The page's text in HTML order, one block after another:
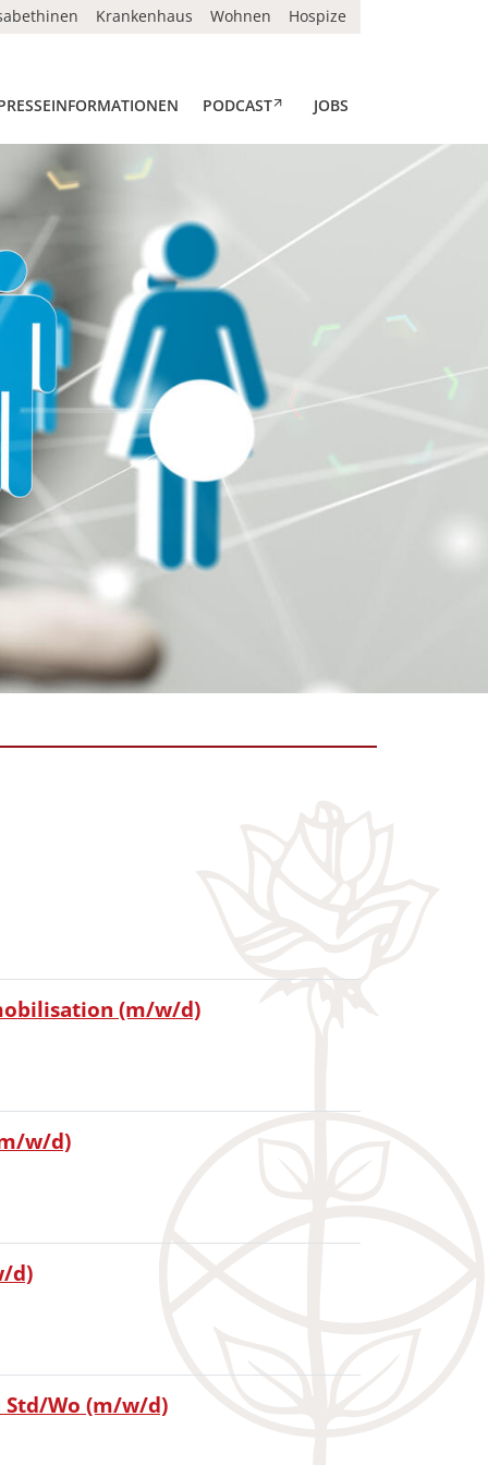
PODCAST, EXTERNER VERWEIS
JOBS
Krankenhaus Wohnen Hospize
(m/w/d)
w/d)
d)
Std/Wo (m/w/d)